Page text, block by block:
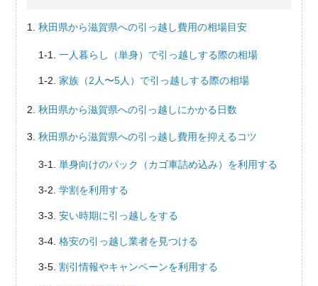
秋田県から滋賀県への引っ越し費用の相場目安
一人暮らし（単身）で引っ越しする際の相場
家族（2人〜5人）で引っ越しする際の相場
秋田県から滋賀県への引っ越しにかかる日数
秋田県から滋賀県への引っ越し費用を抑えるコツ
単身向けのパック（カゴ車詰め込み）を利用する
学割を利用する
安い時期に引っ越しをする
格安の引っ越し業者を見つける
割引情報やキャンペーンを利用する